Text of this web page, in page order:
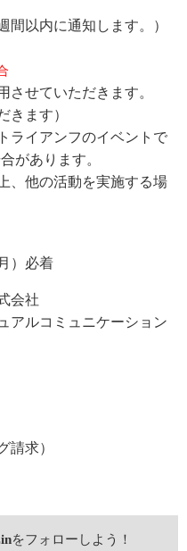
間以内に通知します。）
させていただきます。
きます）
ライアンフのイベントで
があります。
、他の活動を実施する場
）必着
会社
アルコミュニケーション
請求）
をフォローしよう！